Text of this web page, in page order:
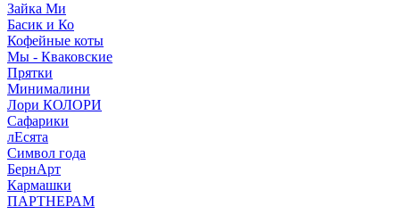
Зайка Ми
Басик и Ко
Кофейные коты
Мы - Кваковские
Прятки
Минималини
Лори КОЛОРИ
Сафарики
лЕсята
Символ года
БернАрт
Кармашки
ПАРТНЕРАМ